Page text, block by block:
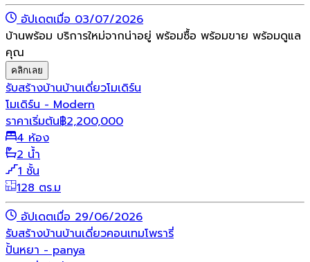
อัปเดตเมื่อ 03/07/2026
บ้านพร้อม บริการใหม่จากน่าอยู่ พร้อมซื้อ พร้อมขาย พร้อมดูแล
คุณ
คลิกเลย
รับสร้างบ้านบ้านเดี่ยวโมเดิร์น
โมเดิร์น - Modern
ราคาเริ่มต้น฿2,200,000
4 ห้อง
2 น้ำ
1 ชั้น
128 ตร.ม
อัปเดตเมื่อ 29/06/2026
รับสร้างบ้านบ้านเดี่ยวคอนเทมโพรารี่
ปั้นหยา - panya